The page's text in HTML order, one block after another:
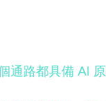
通路都具備 AI 原